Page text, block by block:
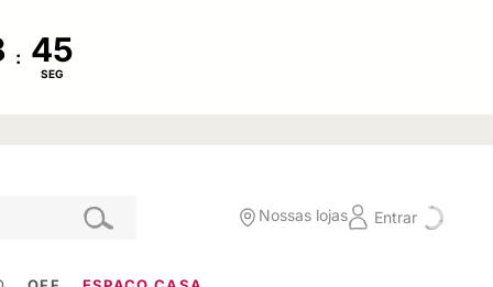
:
SEG
Nossas lojas Entrar